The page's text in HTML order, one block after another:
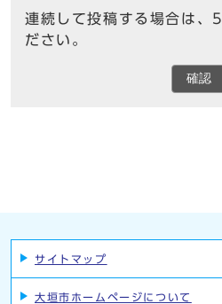
連続して投稿する場合は、
ださい。
確認
サイトマップ
大垣市ホームページについて